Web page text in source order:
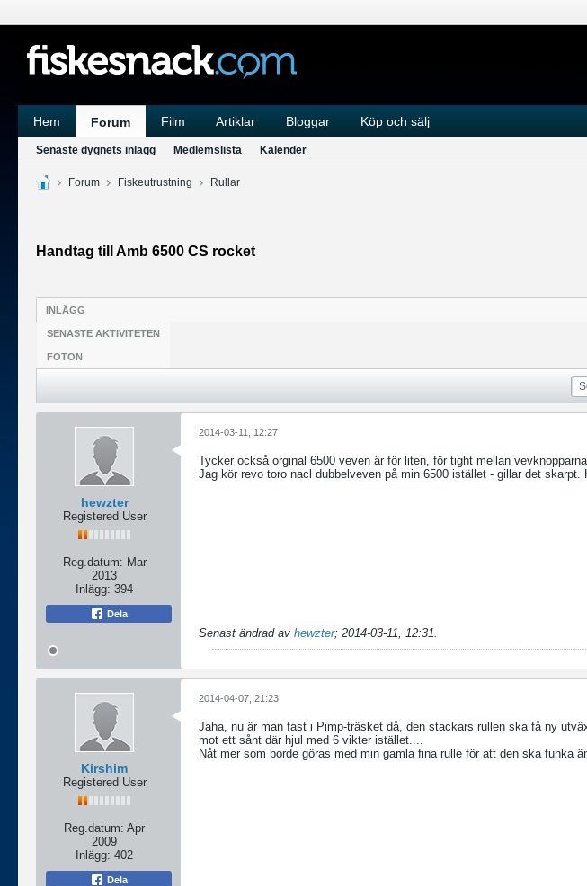
Hem Forum Film Artiklar Bloggar Köp och sälj
Senaste dygnets inlägg Medlemslista Kalender
Forum Fiskeutrustning Rullar
Handtag till Amb 6500 CS rocket
INLÄGG
SENASTE AKTIVITETEN
FOTON
hewzter
Registered User
Reg.datum: Mar
2013
Inlägg: 394
Dela
2014-03-11, 12:27
Tycker också orginal 6500 veven är för liten, för tight mellan
Jag kör revo toro nacl dubbelveven på min 6500 istället - gillar det skarpt.
Senast ändrad av hewzter; 2014-03-11, 12:31.
Kirshim
Registered User
Reg.datum: Apr
2009
Inlägg: 402
Dela
2014-04-07, 21:23
Jaha, nu är man fast i Pimp-träsket då, den stackars rullen ska få ny
mot ett sånt där hjul med 6 vikter istället....
Nåt mer som borde göras med min gamla fina rulle för att den ska funka